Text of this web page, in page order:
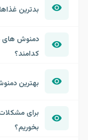
بدترین
دمنوش های
کدامند؟
بهترین
برای
بخوریم؟